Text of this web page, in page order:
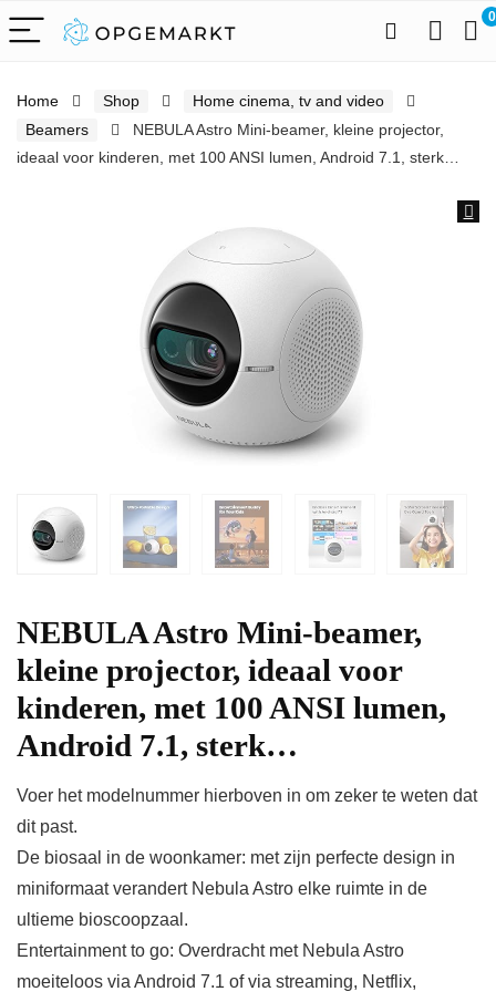
0
Home Shop
Home cinema, tv and video
Beamers
NEBULA Astro Mini-beamer, kleine projector,
ideaal voor kinderen, met 100 ANSI lumen, Android 7.1, sterk…
NEBULA Astro Mini-beamer,
kleine projector, ideaal voor
kinderen, met 100 ANSI lumen,
Android 7.1, sterk…
Voer het modelnummer hierboven in om zeker te weten dat
dit past.
De biosaal in de woonkamer: met zijn perfecte design in
miniformaat verandert Nebula Astro elke ruimte in de
ultieme bioscoopzaal.
Entertainment to go: Overdracht met Nebula Astro
moeiteloos via Android 7.1 of via streaming, Netflix,